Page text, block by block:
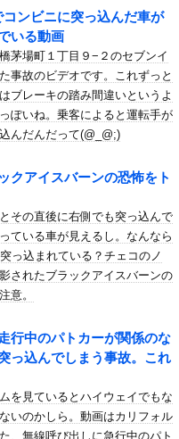
切発生していな...
wwwww
？」「日本なら...
への相談を行い...
るのは二流
ドに世界が衝撃
ｗｗ
問うと、元嫁...
ディア！
ンビニに突っ込んだ車が
いる動画
茅場町１丁目９−２のセブンイ
事故のビデオです。これずっと
ブレーキの踏み間違いというよ
ぽいね。乗客によると運転手が
んだんだって(@_@;)
クアイスバーンの恐怖をト
その直後に右側でも突っ込んで
ている車が見えるし。なんなら
っ込まれている？チェコのノ
されたブラックアイスバーンの
意。
行中のパトカーが関係のな
っ込んでしまう事故。これ
を見ているとハイウェイでもな
いのかしら。動画はカリフォル
、無線呼び出しに急行中のパト